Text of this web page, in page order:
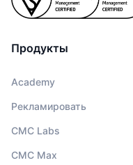
Продукты
Academy
Рекламировать
CMC Labs
CMC Max